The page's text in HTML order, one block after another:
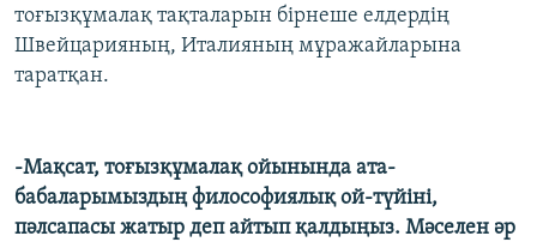
тоғызқұмалақ тақталарын бірнеше елдердің
Швейцарияның, Италияның мұражайларына
таратқан.
-Мақсат, тоғызқұмалақ ойынында ата-
бабаларымыздың философиялық ой-түйіні,
пәлсапасы жатыр деп айтып қалдыңыз. Мәселен әр